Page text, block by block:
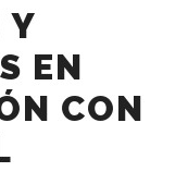
Y
EN
CON